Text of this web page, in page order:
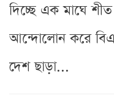
দিচ্ছে এক মাঘে
আন্দোলোন করে
দেশ ছাড়া...